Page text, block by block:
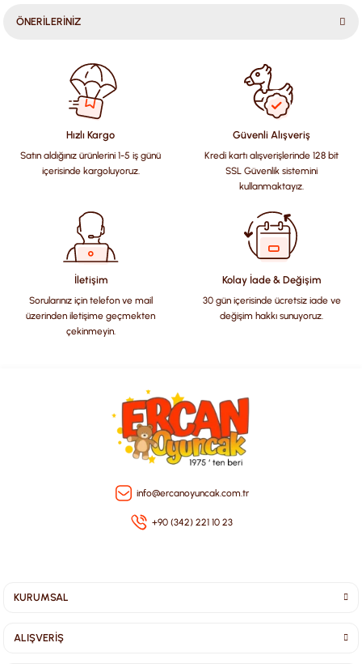
ÖNERİLERİNİZ
konularda yetersiz gördüğünüz noktaları öneri formunu
kullanarak tarafımıza iletebilirsiniz.
Görüş ve önerileriniz için teşekkür ederiz.
Ürün resmi kalitesiz, bozuk veya görüntülenemiyor.
Ürün açıklamasında eksik bilgiler bulunuyor.
Ürün bilgilerinde hatalar bulunuyor.
Ürün fiyatı diğer sitelerden daha pahalı.
Bu ürüne benzer farklı alternatifler olmalı.
Hızlı Kargo
Satın aldığınız ürünlerini 1-5 iş günü
içerisinde kargoluyoruz.
Güvenli Alışveriş
Kredi kartı alışverişlerinde 128 bit
SSL Güvenlik sistemini
kullanmaktayız.
İletişim
Sorularınız için telefon ve mail
üzerinden iletişime geçmekten
çekinmeyin.
Kolay İade & Değişim
30 gün içerisinde ücretsiz iade ve
değişim hakkı sunuyoruz.
info@ercanoyuncak.com.tr
+90 (342) 221 10 23
KURUMSAL
ALIŞVERİŞ